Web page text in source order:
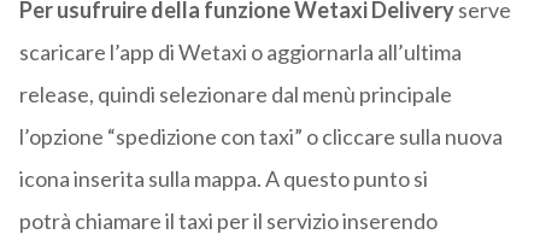
Per usufruire della funzione Wetaxi Deliveryserve
scaricare l’app di Wetaxi o aggiornarla all’ultima
release, quindi selezionare dal menù principale
l’opzione “spedizione con taxi” o cliccare sulla nuova
icona inserita sulla mappa. A questo punto si
potrà chiamare il taxi per il servizio inserendo